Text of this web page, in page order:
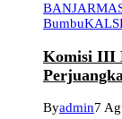
Bumbu
Komisi III
Byadmin7